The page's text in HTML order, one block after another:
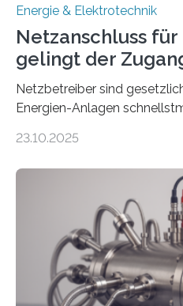
Energie & Elektrotechnik
Netzanschluss
gelingt der
Netzbetreiber sind
Energien-Anlagen
ermöglichen. Doch der
einem „Anschlussstau“. Die
Umweltenergierecht hat
neuen Bericht für die Praxis
Rolle von flexiblen
Netzanschluss von
(EE-Anlagen) ist
Denn ohne Anschluss an
23.10.2025